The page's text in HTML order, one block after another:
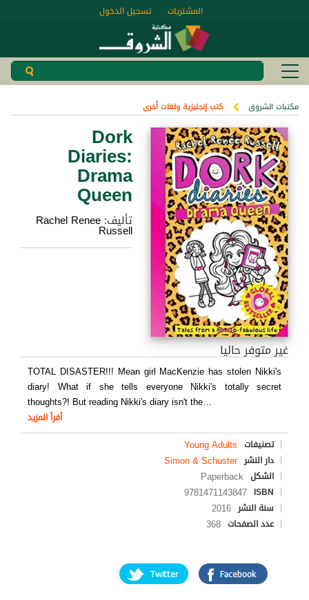
تسجيل الدخول المشتريات
مكتبات الشروق كتب إنجليزية ولغات أخرى
Dork
Diaries:
Drama
Queen
تأليف:Rachel Renee
Russell
غير متوفر حاليا
TOTAL DISASTER!!! Mean girl MacKenzie has stolen Nikki's
diary! What if she tells everyone Nikki's totally secret
thoughts?! But reading Nikki's diary isn't the…
أقرأ المزيد
تصنيفات Young Adults
دار النشر Simon & Schuster
الشكل Paperback
ISBN
9781471143847
سنة النشر 2016
عدد الصفحات 368